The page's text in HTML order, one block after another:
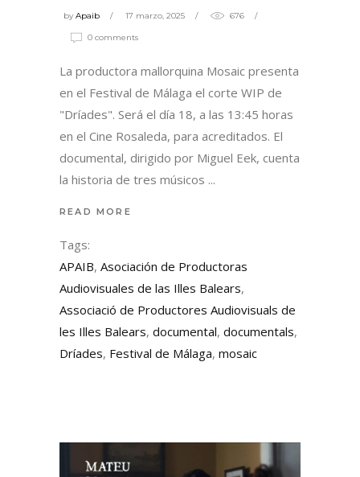
byApaib 17 marzo, 2025 676
0 comments
La productora mallorquina Mosaic presenta
en el Festival de Málaga el corte WIP de
"Dríades". Será el día 18, a las 13:45 horas
en el Cine Rosaleda, para acreditados. El
documental, dirigido por Miguel Eek, cuenta
la historia de tres músicos
READ MORE
Tags:
APAIB, Asociación de Productoras
Audiovisuales de las Illes Balears,
Associació de Productores Audiovisuals de
les Illes Balears, documental, documentals,
Dríades, Festival de Málaga, mosaic